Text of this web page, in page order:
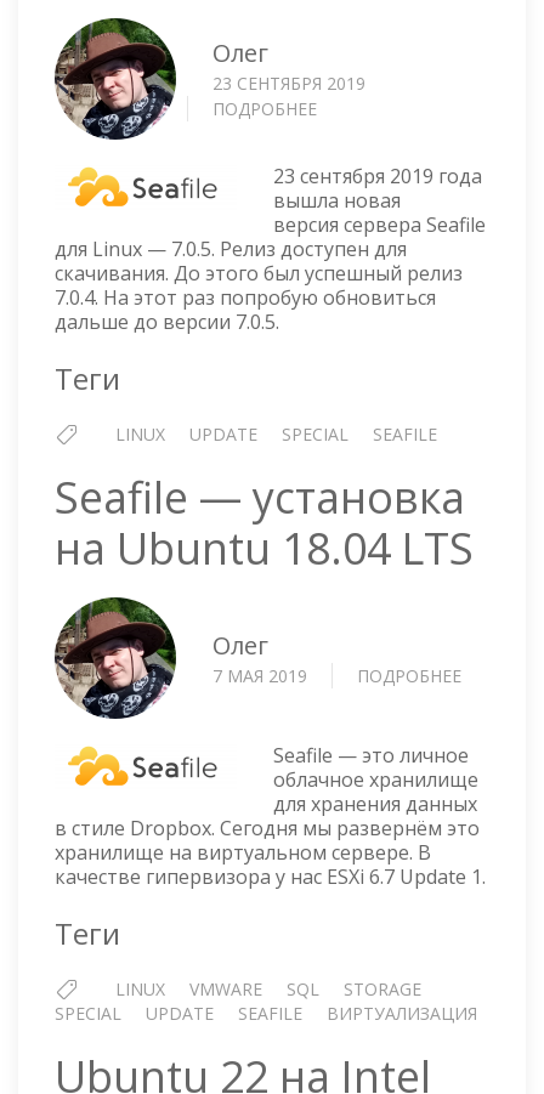
Олег
23 СЕНТЯБРЯ 2019
ПОДРОБНЕЕ
ДЛЯ
LINUX
ВЕРСИЯ
7.0.5
23 сентября 2019 года
вышла новая
версия сервера Seafile
для Linux — 7.0.5. Релиз доступен для
скачивания. До этого был успешный релиз
7.0.4. На этот раз попробую обновиться
дальше до версии 7.0.5.
Теги
LINUX UPDATE SPECIAL SEAFILE
Seafile — установка
на Ubuntu 18.04 LTS
Олег
7 МАЯ 2019 ПОДРОБНЕЕ
НА
UBUNTU
18.04
Seafile — это личное
облачное хранилище
для хранения данных
в стиле Dropbox. Сегодня мы развернём это
хранилище на виртуальном сервере. В
качестве гипервизора у нас ESXi 6.7 Update 1.
Теги
LINUX VMWARE SQL
STORAGE
SPECIAL
UPDATE SEAFILE ВИРТУАЛИЗАЦИЯ
Ubuntu 22 на Intel